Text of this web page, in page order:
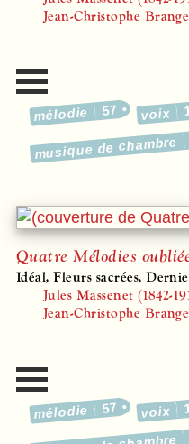
Jean-Christophe
mélodie 57 voix
musique de chambre
Quatre Mélodies
Idéal, Fleurs sacrées,
Jules Massenet (1842-
Jean-Christophe
mélodie 57 voix